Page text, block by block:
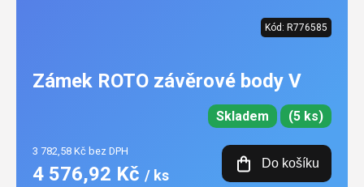
Kód: R776585
Zámek ROTO závěrové body V
Skladem (5 ks)
3 782,58 Kč bez DPH
4 576,92 Kč / ks
Do košíku